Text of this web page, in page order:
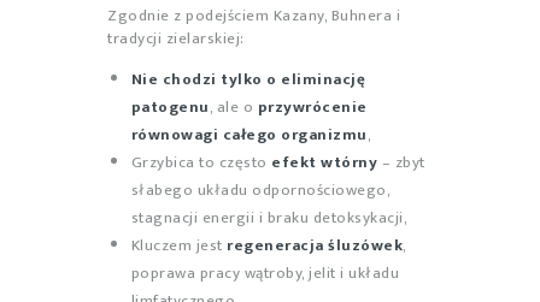
Zgodnie z podejściem Kazany, Buhnera i
tradycji zielarskiej:
Nie chodzi tylko o eliminację
patogenu, ale o przywrócenie
równowagi całego organizmu,
Grzybica to często efekt wtórny– zbyt
słabego układu odpornościowego,
stagnacji energii i braku detoksykacji,
Kluczem jest regeneracja śluzówek,
poprawa pracy wątroby, jelit i układu